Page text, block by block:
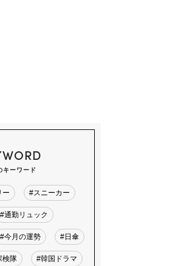
キーワード
ー #スニーカー
#通勤リュック
#今月の運勢 #日傘
検隊 #韓国ドラマ